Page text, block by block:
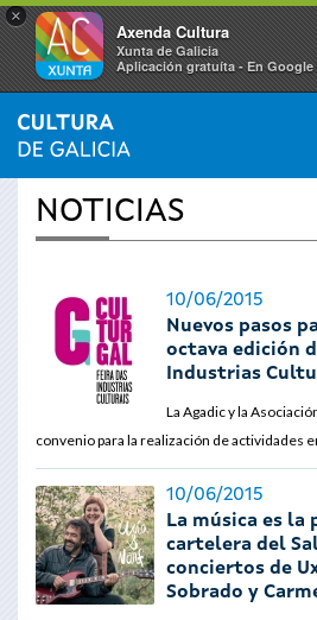
×
Axenda Cultura
Xunta de Galicia
Aplicación gratuíta - En Google
Se
encuentra
usted
aquí
INICIO › ACTUALIDAD
NOTICIAS
10/06/2015
Nuevos pasos
octava edición
Industrias
La Agadic y la
convenio para la realización de actividades
10/06/2015
La música es
cartelera del
conciertos de
Sobrado y